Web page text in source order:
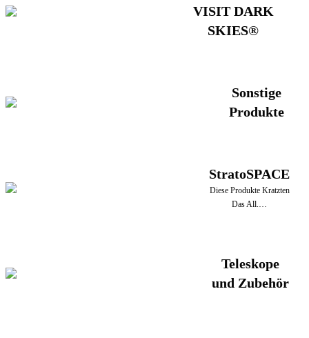
VISIT DARK
SKIES®
Sonstige
Produkte
StratoSPACE
Diese Produkte Kratzten
Das All.…
Teleskope
und Zubehör